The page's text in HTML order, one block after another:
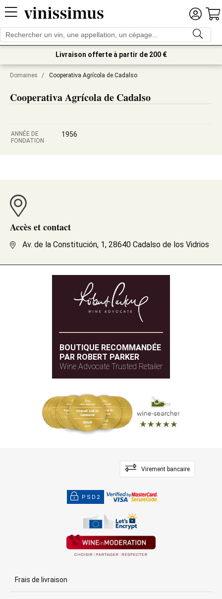
Livraison offerte à partir de 200 €
Domaines / Cooperativa Agrícola de Cadalso
Cooperativa Agrícola de Cadalso
ANNÉE DE
FONDATION
1956
Accès et contact
Av. de la Constitución, 1, 28640 Cadalso de los Vidrios
BOUTIQUE RECOMMANDÉE
PAR ROBERT PARKER
Wine Advocate Trusted Retailer
Virement bancaire
PSD2
Frais de livraison